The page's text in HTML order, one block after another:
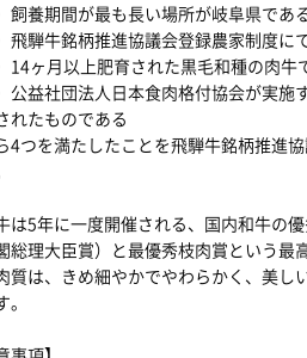
飼養期間が最も長い場所が岐阜県であ
飛騨牛銘柄推進協議会登録農家制度
14ヶ月以上肥育された黒毛和種の肉牛
公益社団法人日本食肉格付協会が実
れたものである
4つを満たしたことを飛騨牛銘柄推進
は5年に一度開催される、国内和牛の
総理大臣賞）と最優秀枝肉賞という
質は、きめ細やかでやわらかく、美